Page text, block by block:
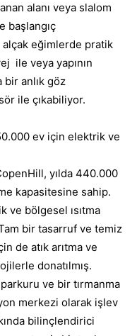
alanı veya slalom
başlangıç
alçak eğimlerde pratik
ile veya yapının
bir anlık göz
ile çıkabiliyor.
ev için elektrik ve
yılda 440.000
kapasitesine sahip.
ve bölgesel ısıtma
bir tasarruf ve temiz
de atık arıtma ve
donatılmış.
ve bir tırmanma
merkezi olarak işlev
bilinçlendirici